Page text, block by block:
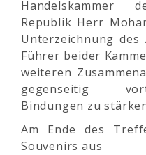
Handelskammer
Republik Herr
Unterzeichnung
Führer beider
weiteren
gegenseitig
Bindungen zu
Am Ende des
Souvenirs aus